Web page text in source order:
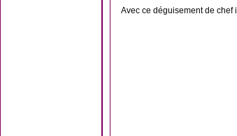
Avec ce déguisement de